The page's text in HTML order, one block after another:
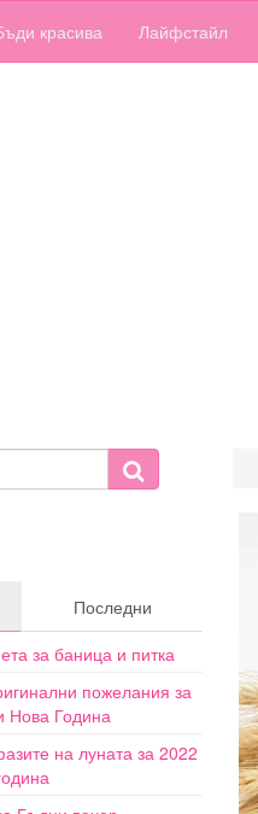
красива Лайфстайл
Последни
за баница и питка
пожелания за
Нова Година
на луната за 2022